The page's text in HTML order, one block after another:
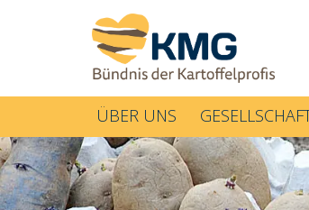
ÜBER UNS